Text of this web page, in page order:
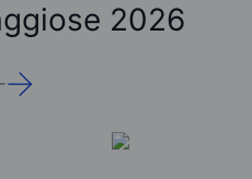
2026